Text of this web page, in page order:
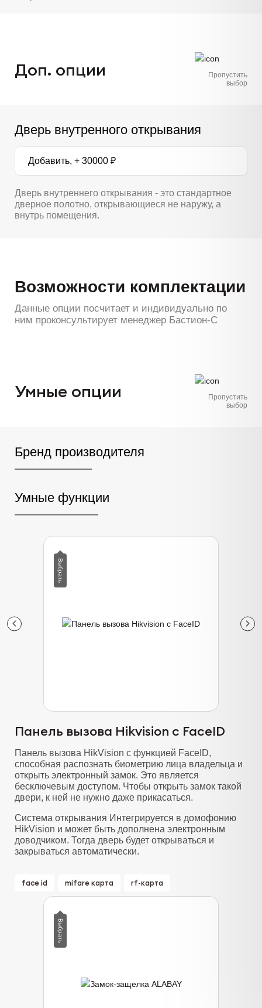
Доп. опции
Пропустить
выбор
Дверь внутренного открывания
Добавить, + 30000 ₽
Дверь внутреннего открывания - это стандартное
дверное полотно, открывающиеся не наружу, а
внутрь помещения.
Возможности комплектации
Данные опции посчитает и индивидуально по
ним проконсультирует менеджер Бастион-С
Умные опции
Пропустить
выбор
Бренд производителя
Умные функции
Панель вызова Hikvision с FaceID
Панель вызова HikVision с функцией FaceID,
способная распознать биометрию лица владельца и
открыть электронный замок. Это является
бесключевым доступом. Чтобы открыть замок такой
двери, к ней не нужно даже прикасаться.
Система открывания Интегрируется в домофонию
HikVision и может быть дополнена электронным
доводчиком. Тогда дверь будет открываться и
закрываться автоматически.
face id mifare карта rf-карта